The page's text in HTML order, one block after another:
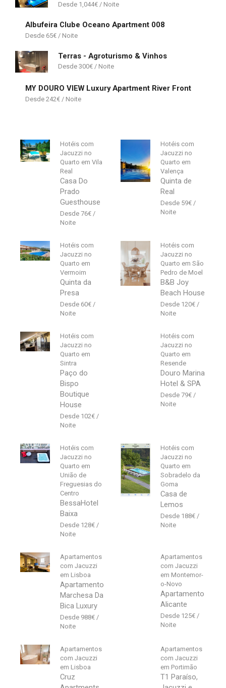
1,044€
Albufeira Clube Oceano Apartment 008
65€
Terras - Agroturismo & Vinhos
300€
MY DOURO VIEW Luxury Apartment River Front
242€
Hotéis com
Jacuzzi no
Quarto em Vila
Real
Casa Do
Prado
Guesthouse
76€
Hotéis com
Jacuzzi no
Quarto em
Valença
Quinta de
Real
59€
Hotéis com
Jacuzzi no
Quarto em
Vermoim
Quinta da
Presa
60€
Hotéis com
Jacuzzi no
Quarto em São
Pedro de Moel
B&B Joy
Beach House
120€
Hotéis com
Jacuzzi no
Quarto em
Sintra
Paço do
Bispo
Boutique
House
102€
Hotéis com
Jacuzzi no
Quarto em
Resende
Douro Marina
Hotel & SPA
79€
Hotéis com
Jacuzzi no
Quarto em
União de
Freguesias do
Centro
BessaHotel
Baixa
128€
Hotéis com
Jacuzzi no
Quarto em
Sobradelo da
Goma
Casa de
Lemos
188€
Apartamentos
com Jacuzzi
em Lisboa
Apartamento
Marchesa Da
Bica Luxury
988€
Apartamentos
com Jacuzzi
em Montemor-
o-Novo
Apartamento
Alicante
125€
Apartamentos
com Jacuzzi
em Lisboa
Cruz
Apartamentos
com Jacuzzi
em Portimão
T1 Paraíso,